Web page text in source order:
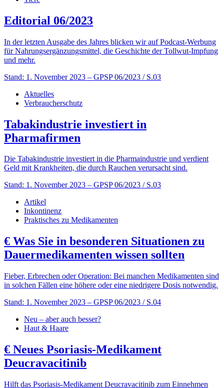
Editorial 06/2023
In der letzten Ausgabe des Jahres blicken wir auf Podcast-Werbung
für Nahrungsergänzungsmittel, die Geschichte der Tollwut-Impfung
und mehr.
Stand: 1. November 2023 – GPSP 06/2023 / S.03
Aktuelles
Verbraucherschutz
Tabakindustrie investiert in
Pharmafirmen
Die Tabakindustrie investiert in die Pharmaindustrie und verdient
Geld mit Krankheiten, die durch Rauchen verursacht sind.
Stand: 1. November 2023 – GPSP 06/2023 / S.03
Artikel
Inkontinenz
Praktisches zu Medikamenten
€ Was Sie in besonderen Situationen zu
Dauermedikamenten wissen sollten
Fieber, Erbrechen oder Operation: Bei manchen Medikamenten sind
in solchen Fällen eine höhere oder eine niedrigere Dosis notwendig.
Stand: 1. November 2023 – GPSP 06/2023 / S.04
Neu – aber auch besser?
Haut & Haare
€ Neues Psoriasis-Medikament
Deucravacitinib
Hilft das Psoriasis-Medikament Deucravacitinib zum Einnehmen